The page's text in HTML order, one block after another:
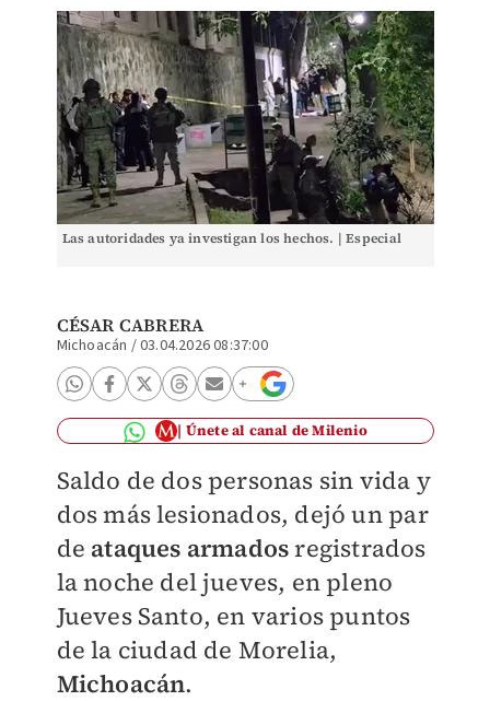
Las autoridades ya investigan los hechos. | Especial
CÉSAR CABRERA
Michoacán /03.04.2026 08:37:00
Únete al canal de Milenio
Saldo de dos personas sin vida y
dos más lesionados, dejó un par
de ataques armadosregistrados
la noche del jueves, en pleno
Jueves Santo, en varios puntos
de la ciudad de Morelia,
Michoacán.